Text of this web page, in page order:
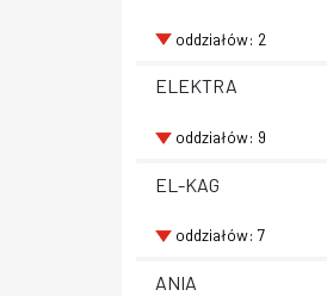
oddziałów: 2
ELEKTRA
oddziałów: 9
EL-KAG
oddziałów: 7
ANIA